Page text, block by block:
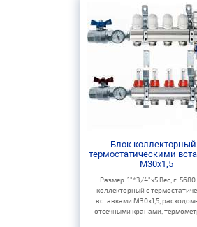
Блок коллекторный
термостатическими
M30x1,5
Размер: 1"*3/4"х5 Вес, г:
коллекторный с
вставками M30x1,5,
отсечными кранами,